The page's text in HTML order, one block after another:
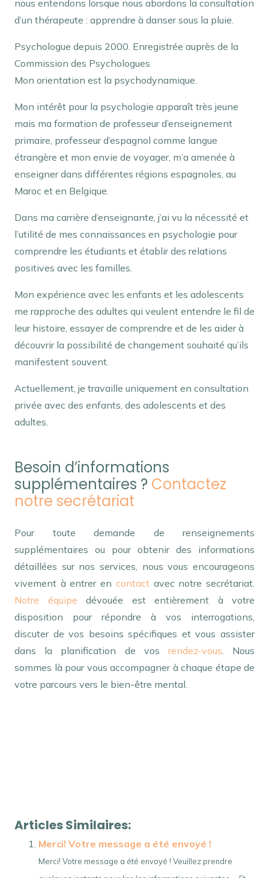
nous entendons lorsque nous abordons la consultation
d’un thérapeute : apprendre à danser sous la pluie.
Psychologue depuis 2000. Enregistrée auprès de la
Commission des Psychologues
Mon orientation est la psychodynamique.
Mon intérêt pour la psychologie apparaît très jeune
mais ma formation de professeur d’enseignement
primaire, professeur d’espagnol comme langue
étrangère et mon envie de voyager, m’a amenée à
enseigner dans différentes régions espagnoles, au
Maroc et en Belgique.
Dans ma carrière d’enseignante, j’ai vu la nécessité et
l’utilité de mes connaissances en psychologie pour
comprendre les étudiants et établir des relations
positives avec les familles.
Mon expérience avec les enfants et les adolescents
me rapproche des adultes qui veulent entendre le fil de
leur histoire, essayer de comprendre et de les aider à
découvrir la possibilité de changement souhaité qu’ils
manifestent souvent.
Actuellement, je travaille uniquement en consultation
privée avec des enfants, des adolescents et des
adultes.
Besoin d’informations
supplémentaires ? Contactez
notre secrétariat
Pour toute demande de renseignements
supplémentaires ou pour obtenir des informations
détaillées sur nos services, nous vous encourageons
vivement à entrer en contactavec notre secrétariat.
Notre équipe dévouée est entièrement à votre
disposition pour répondre à vos interrogations,
discuter de vos besoins spécifiques et vous assister
dans la planification de vos rendez-vous. Nous
sommes là pour vous accompagner à chaque étape de
votre parcours vers le bien-être mental.
Articles Similaires:
Merci! Votre message a été envoyé !
Merci! Votre message a été envoyé ! Veuillez prendre